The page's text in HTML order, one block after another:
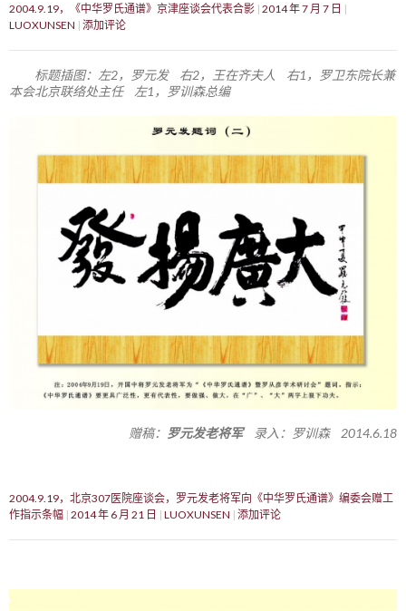
2004.9.19，《中华罗氏通谱》京津座谈会代表合影 2014 年 7 月 7 日
LUOXUNSEN 添加评论
标题插图：左2，罗元发 右2，王在齐夫人 右1，罗卫东院长兼
本会北京联络处主任 左1，罗训森总编
赠稿： 罗元发老将军录入：罗训森 2014.6.18
2004.9.19，北京307医院座谈会，罗元发老将军向《中华罗氏通谱》编委会赠工
作指示条幅 2014 年 6 月 21 日 LUOXUNSEN 添加评论